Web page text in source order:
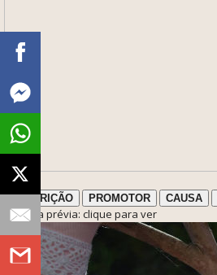
DESCRIÇÃO PROMOTOR CAUSA
ℹ️ Nota prévia: clique para ver